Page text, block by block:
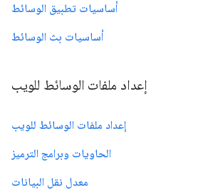
أساسيات تطبيق الوسائط
أساسيات بث الوسائط
إعداد ملفات الوسائط للويب
إعداد ملفات الوسائط للويب
الحاويات وبرامج الترميز
معدل نقل البيانات